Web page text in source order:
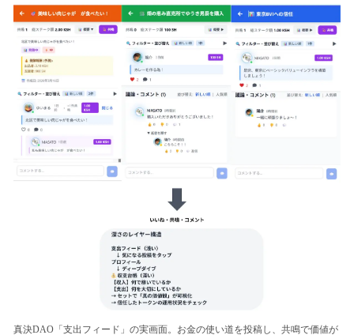
真決DAO「支出フィード」の実画面。お金の使い道を投稿し、共鳴で価値が